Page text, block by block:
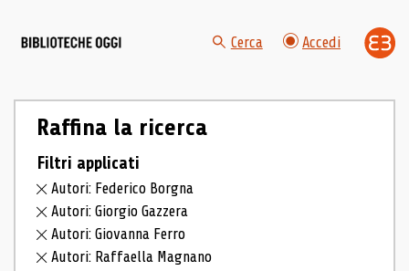
Cerca Accedi
Raffina la ricerca
Filtri applicati
Autori: Federico Borgna
Autori: Giorgio Gazzera
Autori: Giovanna Ferro
Autori: Raffaella Magnano